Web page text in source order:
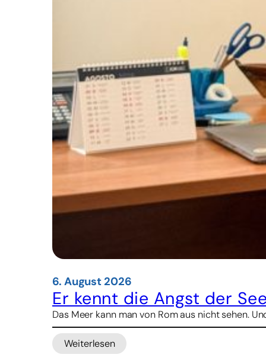
6. August 2026
Er kennt die Angst der
Das Meer kann man von Rom aus nicht sehen.
Weiterlesen
: